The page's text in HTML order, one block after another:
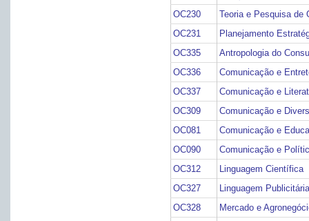
OC230
Teoria e Pesquisa de
OC231
Planejamento
OC335
Antropologia do
OC336
Comunicação e
OC337
Comunicação e
OC309
Comunicação e
OC081
Comunicação e
OC090
Comunicação e
OC312
Linguagem Científica
OC327
Linguagem
OC328
Mercado e